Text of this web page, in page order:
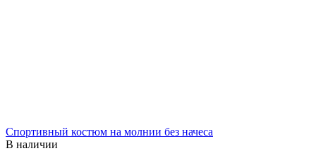
Спортивный костюм на молнии без начеса
В наличии